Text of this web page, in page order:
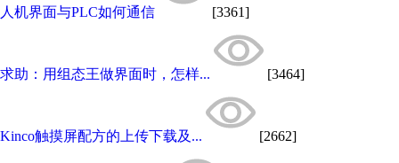
人机界面与PLC如何通信 [3361]
求助：用组态王做界面时，怎样... [3464]
Kinco触摸屏配方的上传下载及... [2662]